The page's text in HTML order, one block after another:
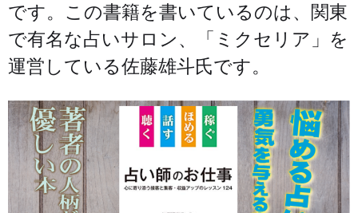
です。この書籍を書いているのは、関東
で有名な占いサロン、「ミクセリア」を
運営している佐藤雄斗氏です。